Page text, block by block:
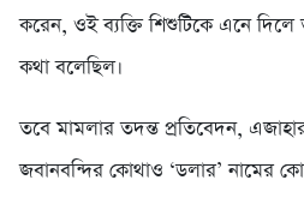
করেন, ওই ব্যক্তি শিশুটিকে এনে
কথা বলেছিল।
তবে মামলার তদন্ত প্রতিবেদন,
জবানবন্দির কোথাও ‘ডলার’ নামের